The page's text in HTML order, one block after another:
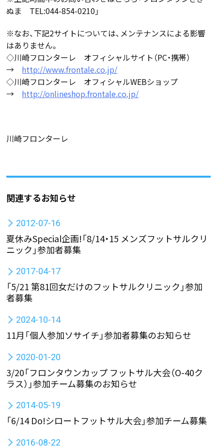
ぬま TEL:044-854-0210」
※なお、下記2サイトについては、メンテナンスによる影響
はありません。
◇川崎フロンターレ オフィシャルサイト（PC・携帯）
→ http://www.frontale.co.jp/
◇川崎フロンターレ オフィシャルWEBショップ
→ http://onlineshop.frontale.co.jp/
川崎フロンターレ
関連するお知らせ
2012-07-16
夏休みSpecial企画!「8/14・15 メンズフットサルクリ
ニック」参加者募集
2017-04-17
「5/21 第81回女だけのフットサルクリニック」参加
者募集
2024-10-14
11月「個人参加ソサイチ」参加者募集のお知らせ
2020-01-20
3/20「フロンタウンカップ フットサル大会（O-40ク
ラス）」参加チーム募集のお知らせ
2014-05-19
「6/14 Do!シロートフットサル大会」参加チーム募集
2016-08-22